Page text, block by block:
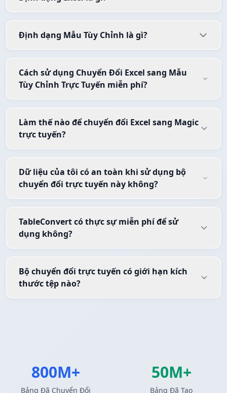
Định dạng Mẫu Tùy Chỉnh là gì?
Cách sử dụng Chuyển Đổi Excel sang Mẫu
Tùy Chỉnh Trực Tuyến miễn phí?
Làm thế nào để chuyển đổi Excel sang Magic
trực tuyến?
Dữ liệu của tôi có an toàn khi sử dụng bộ
chuyển đổi trực tuyến này không?
TableConvert có thực sự miễn phí để sử
dụng không?
Bộ chuyển đổi trực tuyến có giới hạn kích
thước tệp nào?
800M+
Bảng Đã Chuyển Đổi
50M+
Bảng Đã Tạo